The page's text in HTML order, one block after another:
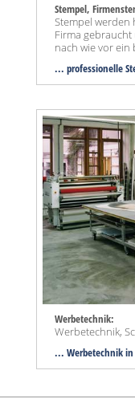
Stempel,
Stempel
Firma
nach wie vor
... professionelle
Werbetechnik:
Werbetechnik,
... Werbetechnik